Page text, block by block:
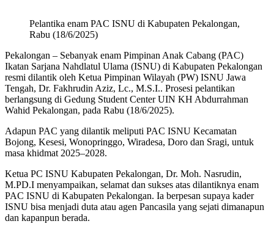
Pelantika enam PAC ISNU di Kabupaten Pekalongan,
Rabu (18/6/2025)
Pekalongan – Sebanyak enam Pimpinan Anak Cabang (PAC)
Ikatan Sarjana Nahdlatul Ulama (ISNU) di Kabupaten Pekalongan
resmi dilantik oleh Ketua Pimpinan Wilayah (PW) ISNU Jawa
Tengah, Dr. Fakhrudin Aziz, Lc., M.S.I.. Prosesi pelantikan
berlangsung di Gedung Student Center UIN KH Abdurrahman
Wahid Pekalongan, pada Rabu (18/6/2025).
Adapun PAC yang dilantik meliputi PAC ISNU Kecamatan
Bojong, Kesesi, Wonopringgo, Wiradesa, Doro dan Sragi, untuk
masa khidmat 2025–2028.
Ketua PC ISNU Kabupaten Pekalongan, Dr. Moh. Nasrudin,
M.PD.I menyampaikan, selamat dan sukses atas dilantiknya enam
PAC ISNU di Kabupaten Pekalongan. Ia berpesan supaya kader
ISNU bisa menjadi duta atau agen Pancasila yang sejati dimanapun
dan kapanpun berada.